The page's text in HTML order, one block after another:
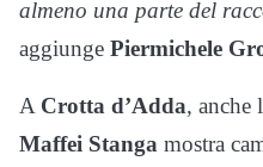
almeno una parte del
aggiunge Piermichele
A Crotta d’Adda, anche
Maffei Stanga mostra